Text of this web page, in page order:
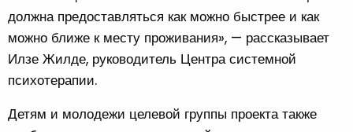
должна предоставляться как можно быстрее и как
можно ближе к месту проживания», — рассказывает
Илзе Жилде, руководитель Центра системной
психотерапии.
Детям и молодежи целевой группы проекта также